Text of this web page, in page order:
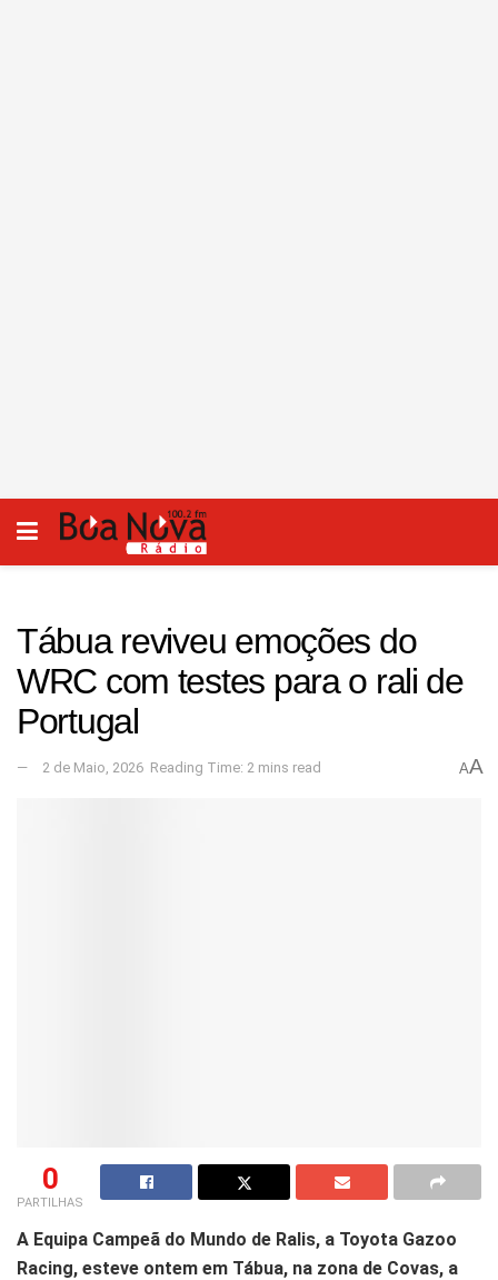
Tábua reviveu emoções do
WRC com testes para o rali de
Portugal
2 de Maio, 2026 Reading Time: 2 mins read AA
0
PARTILHAS
A Equipa Campeã do Mundo de Ralis, a Toyota Gazoo
Racing, esteve ontem em Tábua, na zona de Covas, a